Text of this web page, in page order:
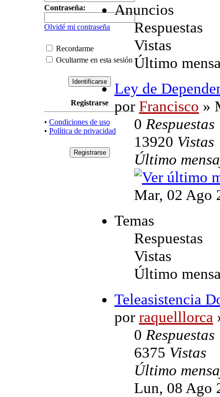
Contraseña:
Olvidé mi contraseña
Recordarme
Ocultarme en esta sesión
Registrarse
• Condiciones de uso
• Política de privacidad
Anuncios
Respuestas
Vistas
Último
Ley de
por Francisco »
0 Respuestas
13920 Vistas
Último
Mar, 02 Ago
Temas
Respuestas
Vistas
Último
Teleasistencia
por raquelllorca
0 Respuestas
6375 Vistas
Último
Lun, 08 Ago